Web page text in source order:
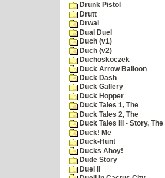
Drunk Pistol
Drutt
Drwal
Dual Duel
Duch (v1)
Duch (v2)
Duchoskoczek
Duck Arrow Balloon
Duck Dash
Duck Gallery
Duck Hopper
Duck Tales 1, The
Duck Tales 2, The
Duck Tales III - Story, The
Duck! Me
Duck-Hunt
Ducks Ahoy!
Dude Story
Duel II